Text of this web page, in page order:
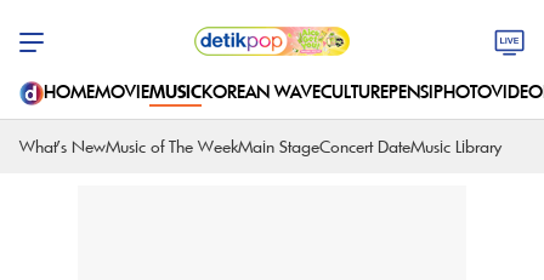
HOMEMOVIEMUSICKOREAN WAVECULTUREPENSIPHOTOVIDEO
What's NewMusic of The WeekMain StageConcert DateMusic Library